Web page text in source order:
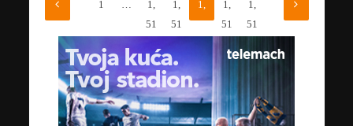
1 …
1,
51
1,
51
5
1,
51
1,
51
1,
51